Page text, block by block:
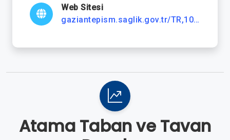
Web Sitesi
gaziantepism.saglik.gov.tr/TR,106955/oguzeli-ilce-saglik-mudurlugu.html
Atama Taban ve Tavan